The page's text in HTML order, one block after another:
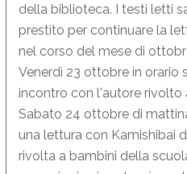
della biblioteca. I testi letti
prestito per continuare la
nel corso del mese di
Venerdì 23 ottobre in orario
incontro con l'autore rivolto
Sabato 24 ottobre di
una lettura con Kamishibai
rivolta a bambini della